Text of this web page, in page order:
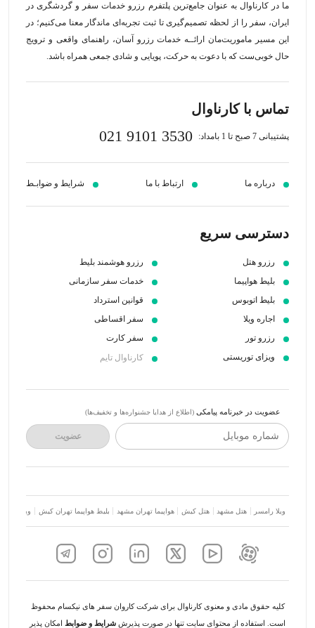
ما در کارناوال به عنوان جامع‌ترین پلتفرم رزرو خدمات سفر و گردشگری در
ایران، سفر را از لحظه‌ تصمیم‌گیری تا ثبت تجربه‌ای ماندگار معنا می‌کنیم؛ در
این مسیر‍ ماموریت‌مان اراﺋــﻪ خدمات رزرو آسان، راهنمای واقعی و ترویج
حال خوبی‌ست که با دعوت به حرکت، پویایی و شادی جمعی همراه باشد.
تماس با کارناوال
پشتیبانی 7 صبح تا 1 بامداد: 021 9101 3530
درباره ما ارتباط با ما شرایط و ضوابـط
دسترسی سریع
رزرو هتل
بلیط هواپیما
بلیط اتوبوس
اجاره ویلا
رزرو تور
ویزای توریستی
رزرو هوشمند بلیط
خدمات سفر سازمانی
قوانین استرداد
سفر اقساطی
سفر کارت
کارناوال تایم
عضویت در خبرنامه پیامکی (اطلاع از هدایا جشنواره‌ها و تخفیف‌ها)
شماره موبایل عضویت
ویلا رامسر هتل مشهد هتل کیش هواپیما تهران مشهد بلیط هواپیما تهران کیش ویلا شمال
کلیه حقوق مادی و معنوی کارناوال برای شرکت کاروان سفر های نیکسام محفوظ
است. استفاده از محتوای سایت تنها در صورت پذیرش شرایط و ضوابط امکان پذیر